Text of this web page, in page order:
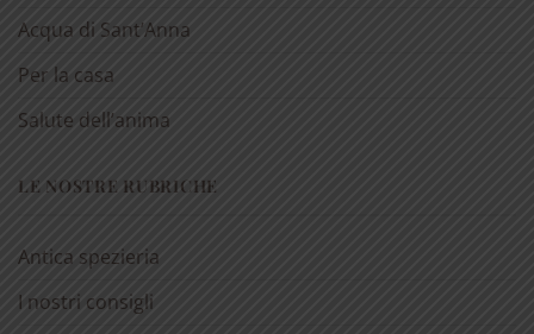
Acqua di Sant’Anna
Per la casa
Salute dell’anima
LE NOSTRE RUBRICHE
Antica spezieria
I nostri consigli